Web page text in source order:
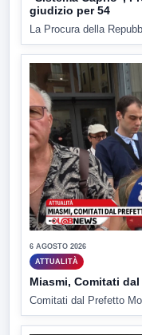
giudizio per 54
La Procura della
6 AGOSTO 2026
ATTUALITÀ
Miasmi, Comitati
Comitati dal Prefetto